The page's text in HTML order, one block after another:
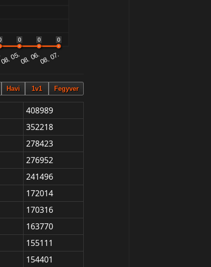
408989
352218
278423
276952
241496
172014
170316
163770
155111
154401